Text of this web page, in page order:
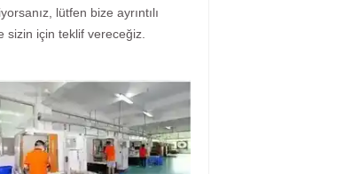
lütfen bize ayrıntılı
sizin için teklif vereceğiz.